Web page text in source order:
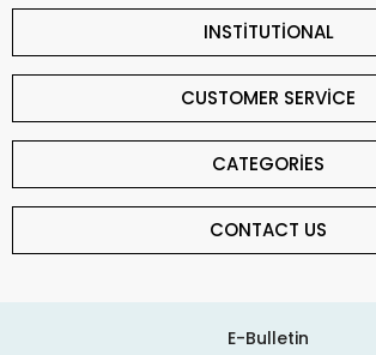
INSTİTUTİONAL
CUSTOMER SERVİCE
CATEGORİES
CONTACT US
E-Bulletin